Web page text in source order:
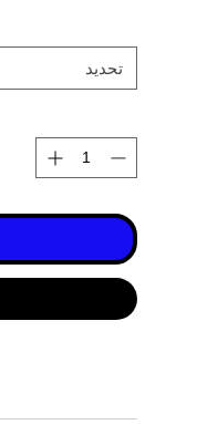
تحديد